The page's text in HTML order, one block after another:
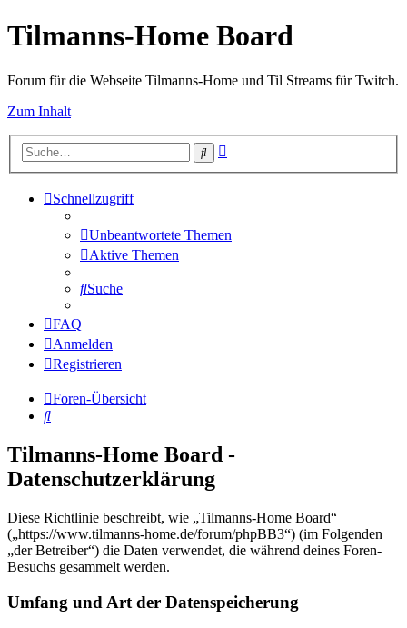
Tilmanns-Home Board
Forum für die Webseite Tilmanns-Home und Til Streams für Twitch.
Zum Inhalt
Suche
Schnellzugriff
Unbeantwortete Themen
Aktive Themen
Suche
FAQ
Anmelden
Registrieren
Foren-Übersicht
Suche
Tilmanns-Home Board -
Datenschutzerklärung
Diese Richtlinie beschreibt, wie „Tilmanns-Home Board“
(„https://www.tilmanns-home.de/forum/phpBB3“) (im Folgenden
„der Betreiber“) die Daten verwendet, die während deines Foren-
Besuchs gesammelt werden.
Umfang und Art der Datenspeicherung